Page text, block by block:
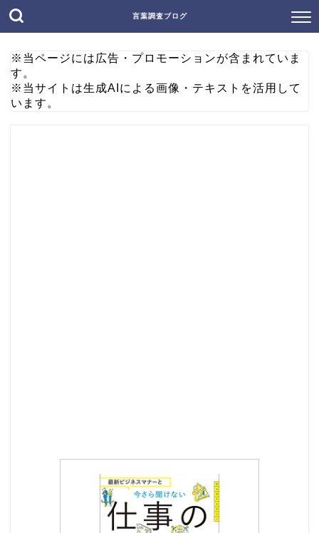
言葉調査ブログ
※当ページには広告・プロモーションが含まれていま
す。
※当サイトは生成AIによる画像・テキストを活用して
います。